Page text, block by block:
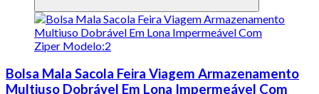
Bolsa Mala Sacola Feira Viagem Armazenamento
Multiuso Dobrável Em Lona Impermeável Com